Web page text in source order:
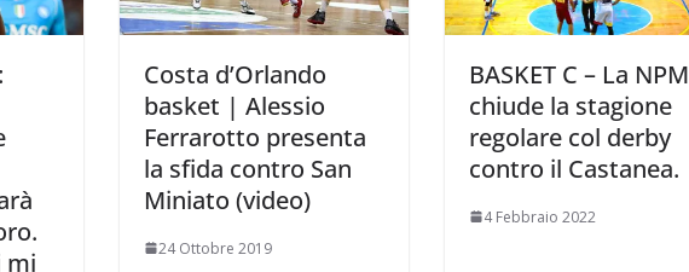
mi
Costa d’Orlando
basket | Alessio
Ferrarotto presenta
la sfida contro San
Miniato (video)
24 Ottobre 2019
BASKET C – La NPM
chiude la stagione
regolare col derby
contro il Castanea.
4 Febbraio 2022